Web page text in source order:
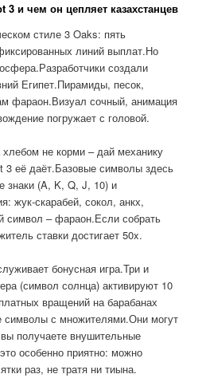
3 и чем он цепляет казахстанцев
стиле 3 Oaks: пять
линий выплат.Но
создали
Египет.Пирамиды, песок,
фараон.Визуал сочный, анимация
погружает с головой.
хлебом не корми – дай механику
3 её даёт.Базовые символы здесь
знаки (A, K, Q, J, 10) и
жук-скарабей, сокол, анкх,
символ – фараон.Если собрать
ставки достигает 50x.
бонусная игра.Три и
(символ солнца) активируют 10
вращений на барабанах
символы с множителями.Они могут
получаете внушительные
особенно приятно: можно
раз, не тратя ни тиына.